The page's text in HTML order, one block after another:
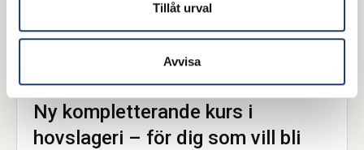
Tillåt urval
Avvisa
15 juli 2026
Ny kompletterande kurs i
hovslageri – för dig som vill bli